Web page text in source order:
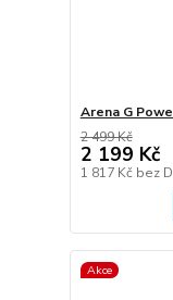
Arena G
2 499 Kč
2 199 Kč
1 817 Kč bez
Akce